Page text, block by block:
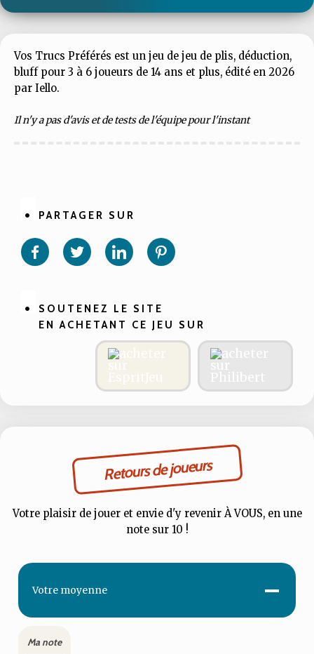
Vos Trucs Préférés est un jeu de jeu de plis, déduction,
bluff pour 3 à 6 joueurs de 14 ans et plus, édité en 2026
par Iello.
Il n'y a pas d'avis et de tests de l'équipe pour l'instant
PARTAGER SUR
Partager
sur
Partager
sur sur
SOUTENEZ LE SITE
EN ACHETANT CE JEU SUR
Retours de joueurs
Votre plaisir de jouer et envie d'y revenir À VOUS, en une
note sur 10 !
Votre moyenne -
Ma note